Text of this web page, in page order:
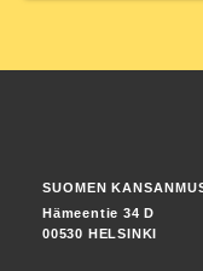
SUOMEN
Hämeentie 34 D
00530 HELSINKI